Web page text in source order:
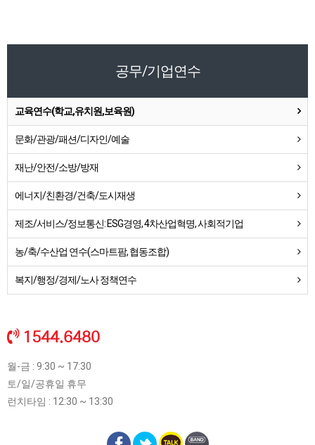
공무/기업연수
교육연수(학교,유치원,보육원)
문화/관광/패션/디자인/예술
재난/안전/소방/방재
에너지/친환경/건축/도시재생
제조/서비스/정보통신: ESG경영, 4차산업혁명, 사회적기업
농/축/수산업 연수(스마트팜, 협동조합)
복지/행정/경제/노사 정책연수
1544.6480
월-금 : 9:30 ~ 17:30
토/일/공휴일 휴무
런치타임 : 12:30 ~ 13:30